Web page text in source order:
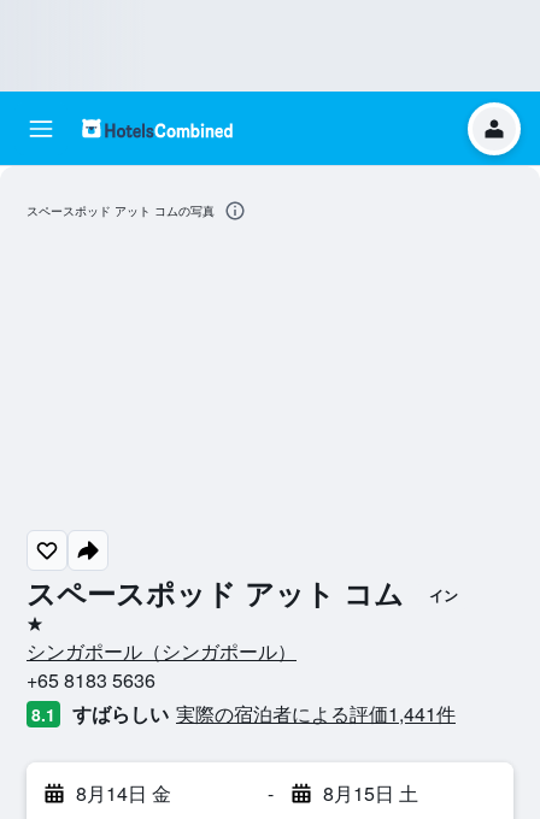
スペースポッド アット コム イン
1つ星
シンガポール​（シンガポール​）​
+65 8183 5636
8.1 すばらしい 実際の宿泊者による評価1,441​件
8月14日 金 - 8月15日 土
スペースポッド アット コムの写真